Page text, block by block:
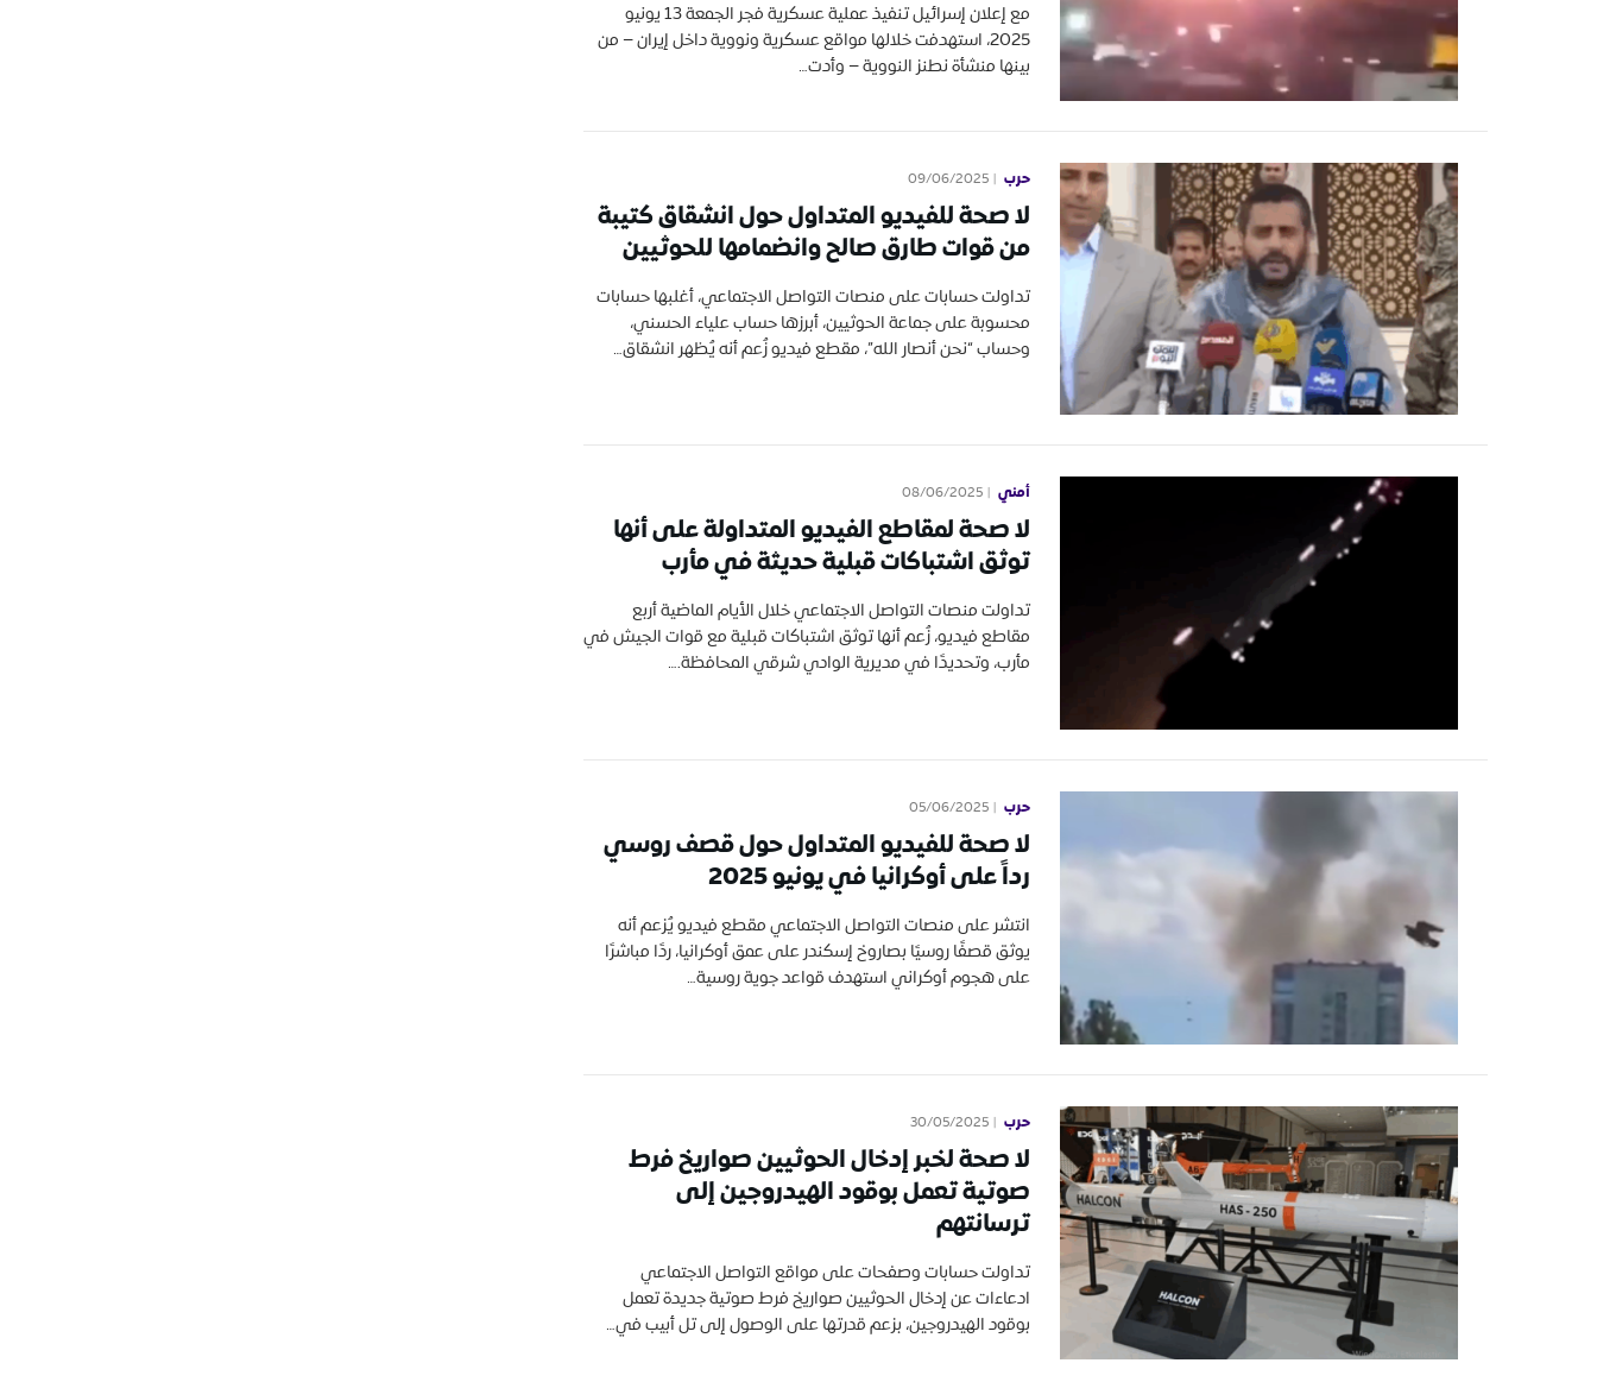
مع إعلان إسرائيل تنفيذ عملية عسكرية فجر الجمعة 13 يونيو
2025، استهدفت خلالها مواقع عسكرية ونووية داخل إيران – من
بينها منشأة نطنز النووية – وأدت…
حرب 09/06/2025
لا صحة للفيديو المتداول حول انشقاق كتيبة
من قوات طارق صالح وانضمامها للحوثيين
تداولت حسابات على منصات التواصل الاجتماعي، أغلبها حسابات
محسوبة على جماعة الحوثيين، أبرزها حساب علياء الحسني،
وحساب “نحن أنصار الله”، مقطع فيديو زُعم أنه يُظهر انشقاق…
أمني 08/06/2025
لا صحة لمقاطع الفيديو المتداولة على أنها
توثق اشتباكات قبلية حديثة في مأرب
تداولت منصات التواصل الاجتماعي خلال الأيام الماضية أربع
مقاطع فيديو، زُعم أنها توثق اشتباكات قبلية مع قوات الجيش في
مأرب، وتحديدًا في مديرية الوادي شرقي المحافظة.…
حرب 05/06/2025
لا صحة للفيديو المتداول حول قصف روسي
رداً على أوكرانيا في يونيو 2025
انتشر على منصات التواصل الاجتماعي مقطع فيديو يُزعم أنه
يوثق قصفًا روسيًا بصاروخ إسكندر على عمق أوكرانيا، ردًا مباشرًا
على هجوم أوكراني استهدف قواعد جوية روسية…
حرب 30/05/2025
لا صحة لخبر إدخال الحوثيين صواريخ فرط
صوتية تعمل بوقود الهيدروجين إلى
ترسانتهم
تداولت حسابات وصفحات على مواقع التواصل الاجتماعي
ادعاءات عن إدخال الحوثيين صواريخ فرط صوتية جديدة تعمل
بوقود الهيدروجين، بزعم قدرتها على الوصول إلى تل أبيب في…